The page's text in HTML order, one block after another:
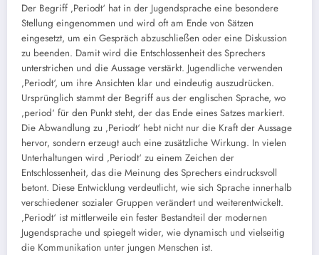
Der Begriff ‚Periodt‘ hat in der Jugendsprache eine besondere
Stellung eingenommen und wird oft am Ende von Sätzen
eingesetzt, um ein Gespräch abzuschließen oder eine Diskussion
zu beenden. Damit wird die Entschlossenheit des Sprechers
unterstrichen und die Aussage verstärkt. Jugendliche verwenden
‚Periodt‘, um ihre Ansichten klar und eindeutig auszudrücken.
Ursprünglich stammt der Begriff aus der englischen Sprache, wo
‚period‘ für den Punkt steht, der das Ende eines Satzes markiert.
Die Abwandlung zu ‚Periodt‘ hebt nicht nur die Kraft der Aussage
hervor, sondern erzeugt auch eine zusätzliche Wirkung. In vielen
Unterhaltungen wird ‚Periodt‘ zu einem Zeichen der
Entschlossenheit, das die Meinung des Sprechers eindrucksvoll
betont. Diese Entwicklung verdeutlicht, wie sich Sprache innerhalb
verschiedener sozialer Gruppen verändert und weiterentwickelt.
‚Periodt‘ ist mittlerweile ein fester Bestandteil der modernen
Jugendsprache und spiegelt wider, wie dynamisch und vielseitig
die Kommunikation unter jungen Menschen ist.